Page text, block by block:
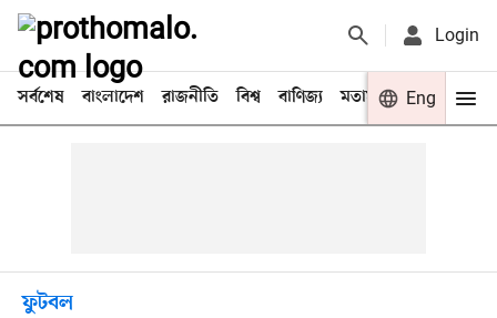
Login
সর্বশেষ বাংলাদেশ রাজনীতি বিশ্ব বাণিজ্য মতামত খেলা
Eng
ফুটবল